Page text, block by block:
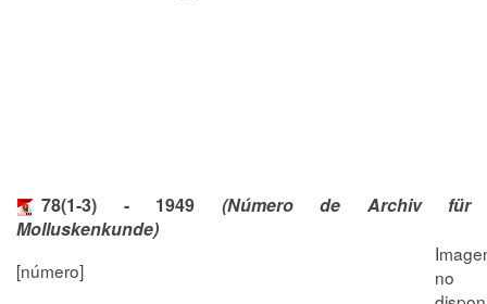
78(1-3) - 1949 (Número de Archiv für
Molluskenkunde)
[número]